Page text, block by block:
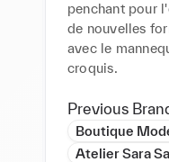
penchant pour
de nouvelles
avec le
croquis.
Previous
Boutique
Atelier Sara